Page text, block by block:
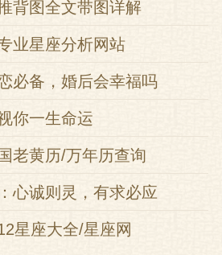
，杀九族，杀邻居，杀
要株连这么多的人，这
步，划掉了杀全村，但
要杀的，九族还是要灭
，顿时流毒天下，平阴
百姓全部被杀光，卫州
到官兵，反被官兵诬为贼
推背图全文带图详解
业星座分析网站
必备，婚后会幸福吗
你一生命运
老黄历/万年历查询
：心诚则灵，有求必应
星座大全/星座网